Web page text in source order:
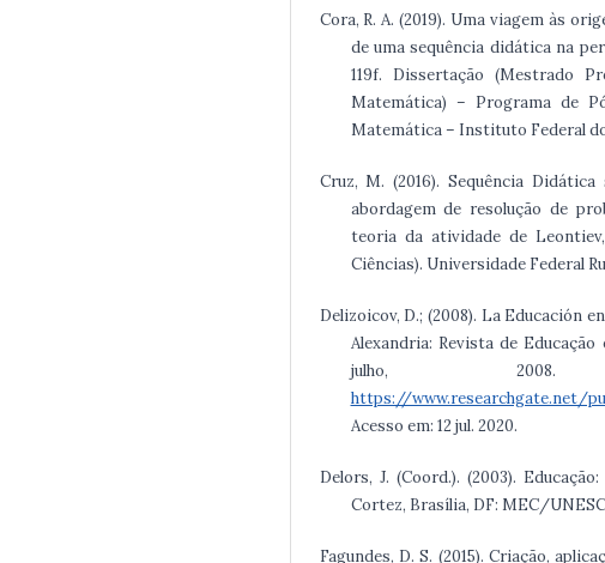
Cora, R. A. (2019). Uma viagem às
de uma sequência didática na
119f. Dissertação (Mestrado
Matemática) – Programa de
Matemática – Instituto Federal
Cruz, M. (2016). Sequência
abordagem de resolução de
teoria da atividade de
Ciências). Universidade Federal
Delizoicov, D.; (2008). La Educación
Alexandria: Revista de Educação
julho, 2008.
https://www.researchgate.net/
Acesso em: 12 jul. 2020.
Delors, J. (Coord.). (2003).
Cortez, Brasília, DF: MEC/
Fagundes, D. S. (2015). Criação,